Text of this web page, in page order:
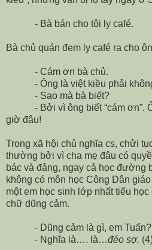
- Bà bán cho tôi ly café.
Bà chủ quán đem ly café ra cho
- Cám ơn bà chủ.
- Ông là việt kiều phải
- Sao mà bà biết?
- Bởi vì ông biết “cám ơn”.
giờ đâu!
Trong xã hội chủ nghĩa cs, chửi
thường bởi vì cha mẹ đâu có
bác và đảng, ngay cả học đường
không có môn học Công Dân
một em học sinh lớp nhất tiểu
chữ dũng cảm.
- Dũng cảm là gì, em
- Nghĩa là…. là…đéo sợ.